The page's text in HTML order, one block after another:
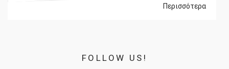
Περισσότερα
FOLLOW US!